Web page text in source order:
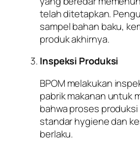
telah ditetapkan.
sampel bahan baku,
produk akhirnya.
Inspeksi Produksi
BPOM melakukan
pabrik makanan untuk
bahwa proses
standar hygiene dan
berlaku.